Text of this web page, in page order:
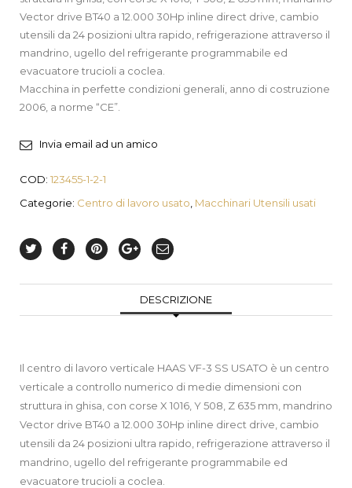
Vector drive BT40 a 12.000 30Hp inline direct drive, cambio
utensili da 24 posizioni ultra rapido, refrigerazione attraverso il
mandrino, ugello del refrigerante programmabile ed
evacuatore trucioli a coclea.
Macchina in perfette condizioni generali, anno di costruzione
2006, a norme “CE”.
Invia email ad un amico
COD: 123455-1-2-1
Categorie: Centro di lavoro usato Macchinari Utensili usati
DESCRIZIONE
Il centro di lavoro verticale HAAS VF-3 SS USATO è un centro
verticale a controllo numerico di medie dimensioni con
struttura in ghisa, con corse X 1016, Y 508, Z 635 mm, mandrino
Vector drive BT40 a 12.000 30Hp inline direct drive, cambio
utensili da 24 posizioni ultra rapido, refrigerazione attraverso il
mandrino, ugello del refrigerante programmabile ed
evacuatore trucioli a coclea.